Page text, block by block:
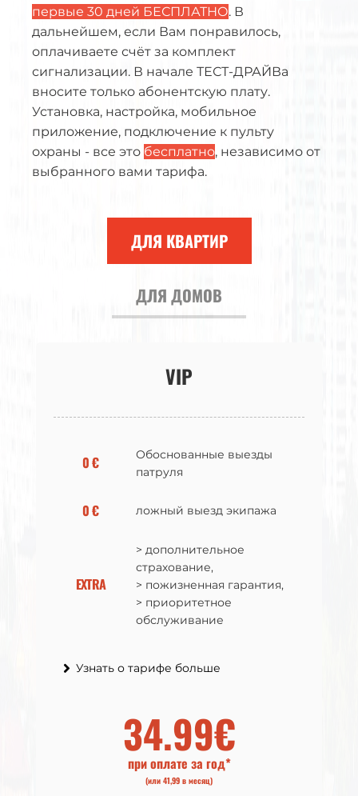
первые 30 дней БЕСПЛАТНО. В
дальнейшем, если Вам понравилось,
оплачиваете счёт за комплект
сигнализации. В начале ТЕСТ-ДРАЙВа
вносите только абонентскую плату.
Установка, настройка, мобильное
приложение, подключение к пульту
охраны - все это бесплатно, независимо от
выбранного вами тарифа.
ДЛЯ КВАРТИР
ДЛЯ ДОМОВ
VIP
0 €
Обоснованные выезды
патруля
0 € ложный выезд экипажа
EXTRA
> дополнительное
страхование,
> пожизненная гарантия,
> приоритетное
обслуживание
Узнать о тарифе больше
34.99€
при оплате за год*
(или 41,99 в месяц)
VIP
0 €
Обоснованные выезды
патруля
0 € ложный выезд экипажа
EXTRA
> дополнительное
страхование,
> пожизненная гарантия,
> приоритетное
обслуживание
Узнать о тарифе больше
36.99€
при оплате за год*
(или 43,99 в месяц)